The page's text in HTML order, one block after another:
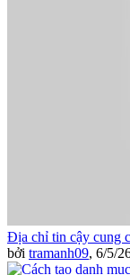
Địa chỉ tin cậy cung
bởi tramanh09, 6/5/